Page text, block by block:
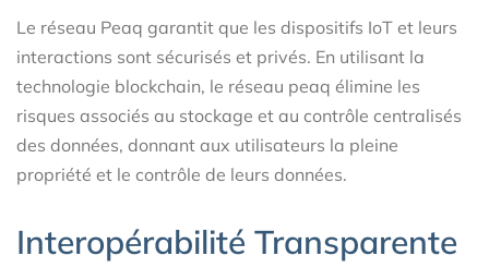
Le réseau Peaq garantit que les dispositifs IoT et leurs
interactions sont sécurisés et privés. En utilisant la
technologie blockchain, le réseau peaq élimine les
risques associés au stockage et au contrôle centralisés
des données, donnant aux utilisateurs la pleine
propriété et le contrôle de leurs données.
Interopérabilité Transparente